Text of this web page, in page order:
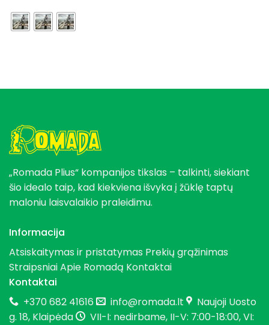
189,89 €.
„Romada Plius“ kompanijos tikslas – talkinti, siekiant
šio idealo taip, kad kiekviena išvyka į žūklę taptų
maloniu laisvalaikio praleidimu.
Informacija
Atsiskaitymas ir pristatymas Prekių grąžinimas
StraipsniaiApie Romadą Kontaktai
Kontaktai
+370 682 41616
info@romada.lt
Naujoji Uosto
g. 18, Klaipėda
VII-I: nedirbame, II-V: 7:00-18:00, VI: